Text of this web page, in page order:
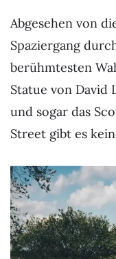
Abgesehen von
Spaziergang
berühmtesten
Statue von David
und sogar das
Street gibt es